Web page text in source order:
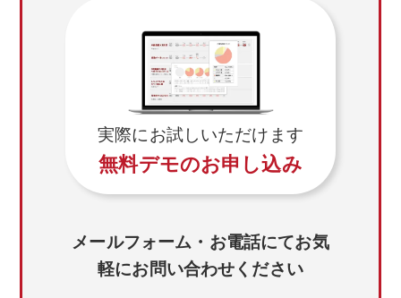
実際にお試しいただけます
無料デモのお申し込み
メールフォーム・お電話にてお気
軽にお問い合わせください